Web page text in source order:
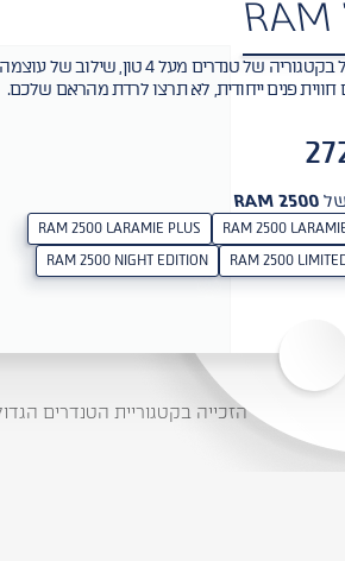
RAM
הטנדר המוביל בקטגוריה של טנדרים מעל 4 טון, שילוב של עוצמה
פנים ייחודית, לא תרצו לרדת מהראם שלכם.
שלRAM 2500
RAM 2500
RAM 2500 LARAMIE PLUS
RAM 2500
RAM 2500 NIGHT EDITION
הזכייה בקטגוריית הטנדרים הגדולים ומתייחסת לראם 2500. בכפוף